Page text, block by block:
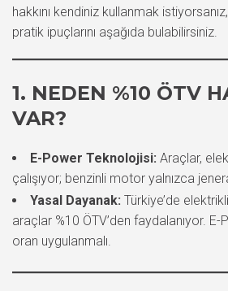
hakkını kendiniz kullanmak
pratik ipuçlarını aşağıda bulabilirsiniz.
1. NEDEN %10 ÖTV
VAR?
E-Power Teknolojisi: Araçlar,
çalışıyor; benzinli motor yalnızca
Yasal Dayanak: Türkiye’de
araçlar %10 ÖTV’den faydalanıyor.
oran uygulanmalı.